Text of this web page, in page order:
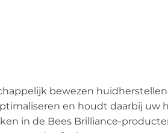
bewezen
en houdt daarbij uw
in de Bees Brilliance-